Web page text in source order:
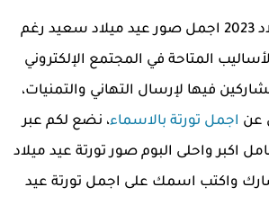
احلى تورتة عيد ميلاد 2023 اجمل صور عيد ميلاد سعيد رغم
المتاحة في المجتمع الإلكتروني
فيها لإرسال التهاني والتمنيات،
عن اجمل تورتة بالاسماء، نضع لكم عبر
اكبر واحلى البوم صور تورتة عيد ميلاد
2023، شارك واكتب اسمك على اجمل تورتة عيد